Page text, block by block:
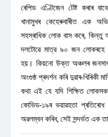
ৰেপিড এণ্টিজেন টেষ্ট কৰাৰ
খানামুখৰ কেহেৰুবাৰীত এক
সহস্ৰাধিক লোক বাস কৰে, কিন্তু
দলটোৱে মাত্র ৯০ জন লোকৰহে
হয়। কিয়নো উক্ত অঞ্চলৰ
অংগুষ্ঠ প্ৰদৰ্শন কৰি দুৱাৰ-খিৰিকী
কথা এই যে যদি শিক্ষিত
কোভিড-১৯ৰ ভয়াৱহতা
অৱলম্বন কৰিব, সেই সন্দৰ্ভত এক